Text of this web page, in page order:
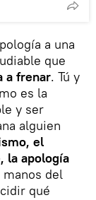
a una
que
a frenar. Tú y
es la
y ser
alguien
el
la apología
del
qué